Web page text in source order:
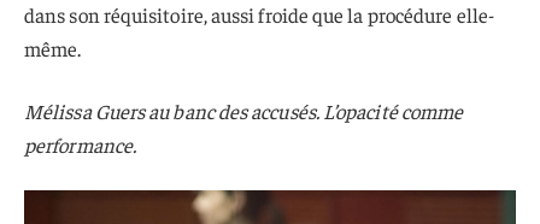
dans son réquisitoire, aussi froide que la procédure elle-
même.
Mélissa Guers au banc des accusés. L’opacité comme
performance.